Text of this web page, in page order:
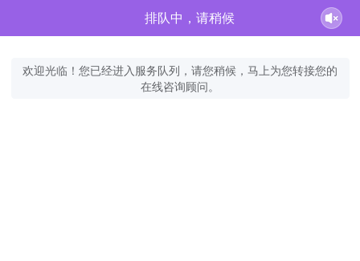
排队中，请稍候
欢迎光临！您已经进入服务队列，请您稍候，马上为您转接您的
在线咨询顾问。